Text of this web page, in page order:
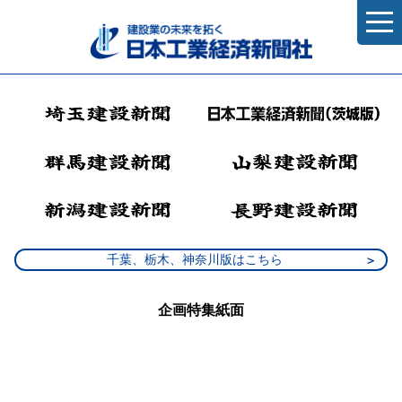
千葉、栃木、神奈川版はこちら
企画特集紙面